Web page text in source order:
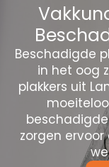
Beschadigde
in het oog
plakkers uit
zorgen